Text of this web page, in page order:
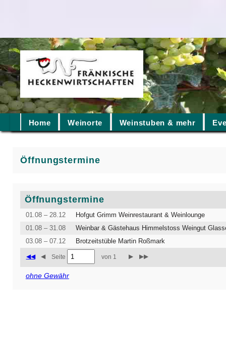
Home Weinorte Weinstuben & mehr
Öffnungstermine
Öffnungstermine
◀◀ ◀ Seite von 1 ▶ ▶▶
ohne Gewähr
01.08 – 28.12
Hofgut Grimm Weinrestaurant & Weinlounge
01.08 – 31.08
Weinbar & Gästehaus Himmelstoss Weingut
03.08 – 07.12
Brotzeitstüble Martin Roßmark